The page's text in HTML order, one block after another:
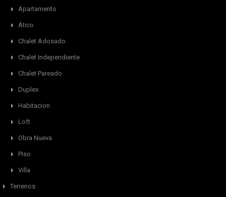
Apartamento
Ático
Chalet Adosado
Chalet Independiente
Chalet Pareado
Duplex
Habitacion
Loft
Obra Nueva
Piso
Villa
Terrenos